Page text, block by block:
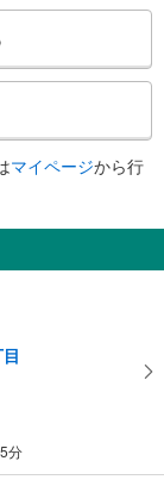
マイページから行
分